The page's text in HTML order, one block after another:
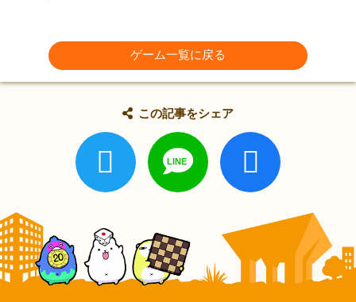
ゲーム一覧に戻る
この記事をシェア